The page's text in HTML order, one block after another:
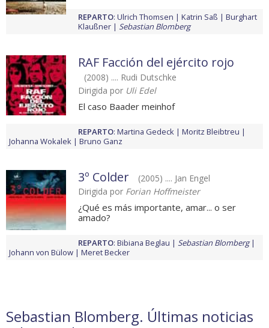
REPARTO: Ulrich Thomsen Katrin Saß
Burghart
Klaußner
Sebastian Blomberg
RAF Facción del ejército rojo
(2008) .... Rudi Dutschke
Dirigida por Uli Edel
El caso Baader meinhof
REPARTO: Martina Gedeck
Moritz Bleibtreu
Johanna Wokalek
Bruno Ganz
3º Colder
(2005) .... Jan Engel
Dirigida por Forian Hoffmeister
¿Qué es más importante, amar... o ser
amado?
REPARTO: Bibiana Beglau
Sebastian Blomberg
Johann von Bülow
Meret Becker
Sebastian Blomberg. Últimas noticias